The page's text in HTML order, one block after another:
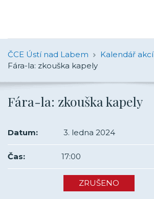
ČCE Ústí nad Labem
Kalendář akcí
Fára-la: zkouška kapely
Fára-la: zkouška kapely
Datum: 3. ledna 2024
Čas: 17:00
ZRUŠENO